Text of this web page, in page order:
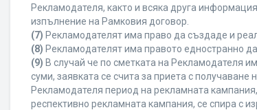
Рекламодателя, както и всяка друга
изпълнение на Рамковия договор.
(7) Рекламодателят има право да създаде и
(8) Рекламодателят има правото едностранно
(9) В случай че по сметката на Рекламодателя
суми, заявката се счита за приета с
Рекламодателя период на рекламната
респективно рекламната кампания, се спира с